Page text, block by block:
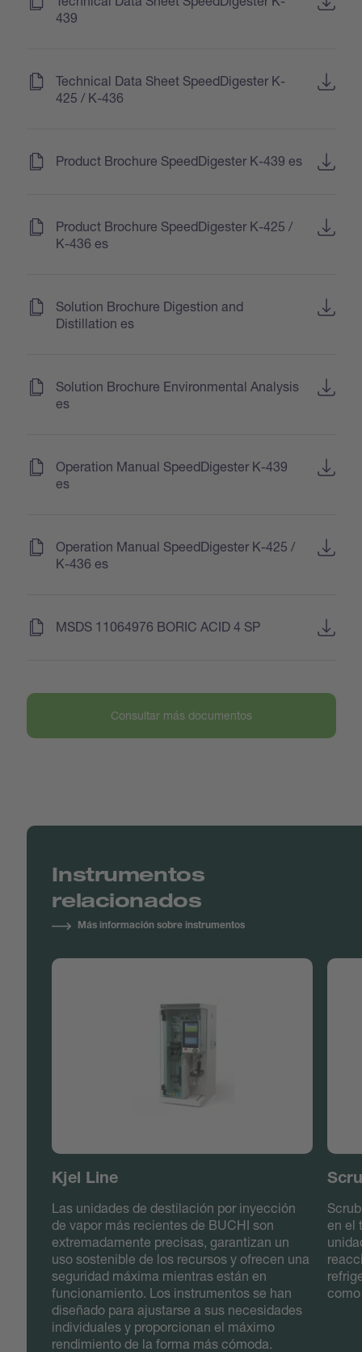
439
Technical Data Sheet SpeedDigester K-
425 / K-436
Product Brochure SpeedDigester K-439 es
Product Brochure SpeedDigester K-425 /
K-436 es
Solution Brochure Digestion and
Distillation es
Solution Brochure Environmental Analysis
es
Operation Manual SpeedDigester K-439
es
Operation Manual SpeedDigester K-425 /
K-436 es
MSDS 11064976 BORIC ACID 4 SP
Consultar más documentos
Instrumentos
relacionados
Más información sobre instrumentos
Kjel Line
Las unidades de destilación por inyección
de vapor más recientes de BUCHI son
extremadamente precisas, garantizan un
uso sostenible de los recursos y ofrecen una
seguridad máxima mientras están en
funcionamiento. Los instrumentos se han
diseñado para ajustarse a sus necesidades
individuales y proporcionan el máximo
rendimiento de la forma más cómoda.
en el